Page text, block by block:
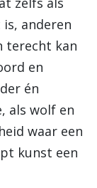
anderen
terecht kan
en
én
als wolf en
waar een
kunst een